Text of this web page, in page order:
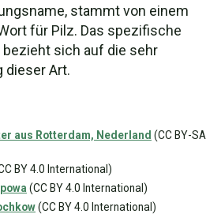
stammt von einem
für Pilz. Das spezifische
sich auf die sehr
dieser Art.
aus Rotterdam, Nederland (CC BY-SA
BY 4.0 International)
(CC BY 4.0 International)
(CC BY 4.0 International)